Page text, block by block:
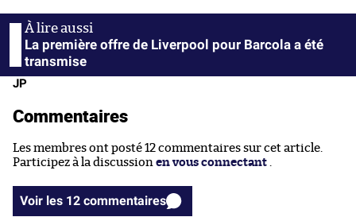
La première offre de Liverpool pour Barcola a été
transmise
JP
Commentaires
Les membres ont posté 12 commentaires sur cet article.
Participez à la discussion en vous connectant .
Voir les 12 commentaires